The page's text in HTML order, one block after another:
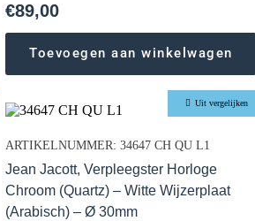
€89,00
Toevoegen aan winkelwagen
Uit vergelijken
ARTIKELNUMMER: 34647 CH QU L1
Jean Jacott, Verpleegster Horloge
Chroom (Quartz) – Witte Wijzerplaat
(Arabisch) – Ø 30mm